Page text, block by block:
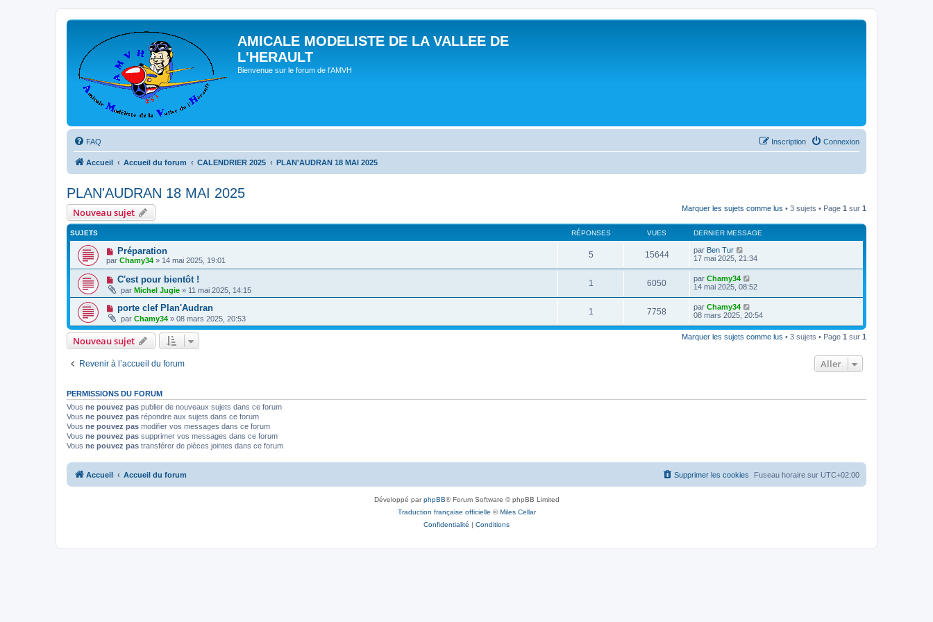
AMICALE MODELISTE DE LA VALLEE DE
L'HERAULT
Bienvenue sur le forum de l'AMVH
FAQ Connexion
Inscription
Accueil Accueil du forum CALENDRIER 2025 PLAN'AUDRAN 18 MAI 2025
PLAN'AUDRAN 18 MAI 2025
Nouveau sujet Marquer les sujets comme lus • 3 sujets • Page 1 sur 1
SUJETS RÉPONSES VUES DERNIER MESSAGE
Préparation
par Chamy34 » 14 mai 2025, 19:01
5 15644 par Ben Tur
17 mai 2025, 21:34
C'est pour bientôt !
par Michel Jugie » 11 mai 2025, 14:15
1 6050 par Chamy34
14 mai 2025, 08:52
porte clef Plan'Audran
par Chamy34 » 08 mars 2025, 20:53
1 7758 par Chamy34
08 mars 2025, 20:54
Nouveau sujet Marquer les sujets comme lus • 3 sujets • Page 1 sur 1
Revenir à l’accueil du forum Aller
PERMISSIONS DU FORUM
Vous ne pouvez pas publier de nouveaux sujets dans ce forum
Vous ne pouvez pas répondre aux sujets dans ce forum
Vous ne pouvez pas modifier vos messages dans ce forum
Vous ne pouvez pas supprimer vos messages dans ce forum
Vous ne pouvez pas transférer de pièces jointes dans ce forum
Accueil Accueil du forum Fuseau horaire sur UTC+02:00
Supprimer les cookies
Développé parphpBB® Forum Software © phpBB Limited
Traduction française officielle ©Miles Cellar
Confidentialité | Conditions